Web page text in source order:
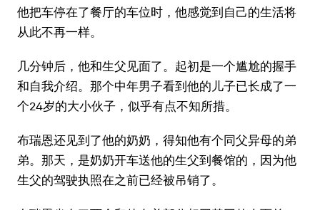
他把车停在了餐厅的车位时，他感觉到自己的生活将
从此不再一样。
几分钟后，他和生父见面了。起初是一个尴尬的握手
和自我介绍。那个中年男子看到他的儿子已长成了一
个24岁的大小伙子，似乎有点不知所措。
布瑞恩还见到了他的奶奶，得知他有个同父异母的弟
弟。那天，是奶奶开车送他的生父到餐馆的，因为他
生父的驾驶执照在之前已经被吊销了。